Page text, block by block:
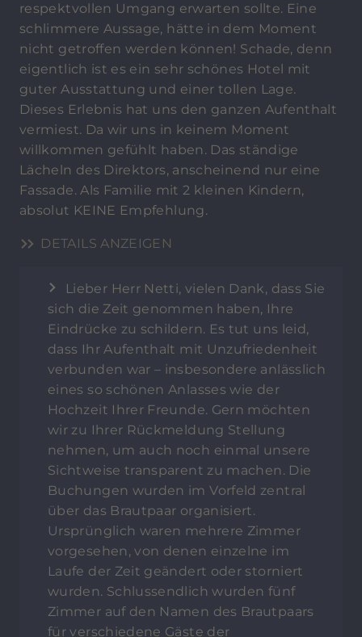
respektvollen Umgang erwarten sollte. Eine
schlimmere Aussage, hätte in dem Moment
nicht getroffen werden können! Schade, denn
eigentlich ist es ein sehr schönes Hotel mit
guter Ausstattung und einer tollen Lage.
Dieses Erlebnis hat uns den ganzen Aufenthalt
vermiest. Da wir uns in keinem Moment
willkommen gefühlt haben. Das ständige
Lächeln des Direktors, anscheinend nur eine
Fassade. Als Familie mit 2 kleinen Kindern,
absolut KEINE Empfehlung.
DETAILS ANZEIGEN
Lieber Herr Netti, vielen Dank, dass Sie
sich die Zeit genommen haben, Ihre
Eindrücke zu schildern. Es tut uns leid,
dass Ihr Aufenthalt mit Unzufriedenheit
verbunden war – insbesondere anlässlich
eines so schönen Anlasses wie der
Hochzeit Ihrer Freunde. Gern möchten
wir zu Ihrer Rückmeldung Stellung
nehmen, um auch noch einmal unsere
Sichtweise transparent zu machen. Die
Buchungen wurden im Vorfeld zentral
über das Brautpaar organisiert.
Ursprünglich waren mehrere Zimmer
vorgesehen, von denen einzelne im
Laufe der Zeit geändert oder storniert
wurden. Schlussendlich wurden fünf
Zimmer auf den Namen des Brautpaars
für verschiedene Gäste der